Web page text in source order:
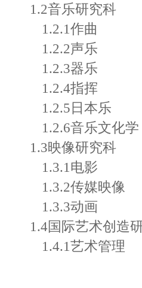
1.2音乐研究科
1.2.1作曲
1.2.2声乐
1.2.3器乐
1.2.4指挥
1.2.5日本乐
1.2.6音乐文化学
1.3映像研究科
1.3.1电影
1.3.2传媒映像
1.3.3动画
1.4国际艺术创造
1.4.1艺术管理